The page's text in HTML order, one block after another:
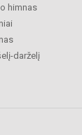
himnas
darželį